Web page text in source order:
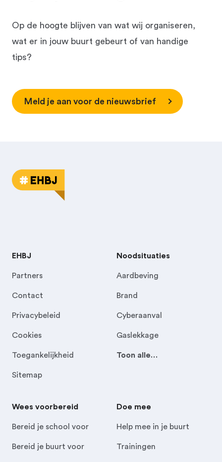
Op de hoogte blijven van wat wij organiseren,
wat er in jouw buurt gebeurt of van handige
tips?
Meld je aan voor de nieuwsbrief
EHBJ
Partners
Contact
Privacybeleid
Cookies
Toegankelijkheid
Sitemap
Noodsituaties
Aardbeving
Brand
Cyberaanval
Gaslekkage
Toon alle…
Wees voorbereid
Bereid je school voor
Bereid je buurt voor
Doe mee
Help mee in je buurt
Trainingen